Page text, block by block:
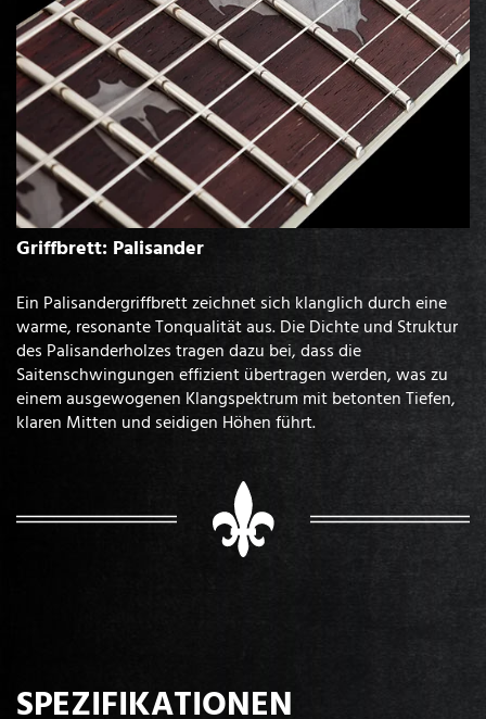
Griffbrett: Palisander
Ein Palisandergriffbrett zeichnet sich klanglich durch eine
warme, resonante Tonqualität aus. Die Dichte und Struktur
des Palisanderholzes tragen dazu bei, dass die
Saitenschwingungen effizient übertragen werden, was zu
einem ausgewogenen Klangspektrum mit betonten Tiefen,
klaren Mitten und seidigen Höhen führt.
SPEZIFIKATIONEN